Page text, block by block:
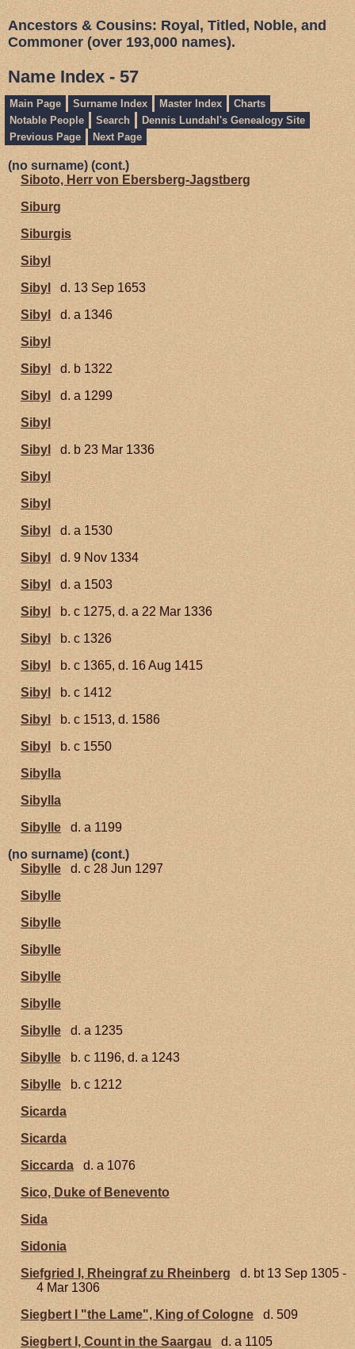
Ancestors & Cousins: Royal, Titled, Noble, and
Commoner (over 193,000 names).
Name Index - 57
Main Page Surname Index Master Index
Charts
Notable People
Search
Dennis Lundahl's Genealogy Site
Previous Page
Next Page
(no surname) (cont.)
Siboto, Herr von Ebersberg-Jagstberg
Siburg
Siburgis
Sibyl
Sibyl
d. 13 Sep 1653
Sibyl
d. a 1346
Sibyl
Sibyl
d. b 1322
Sibyl
d. a 1299
Sibyl
Sibyl
d. b 23 Mar 1336
Sibyl
Sibyl
Sibyl
d. a 1530
Sibyl
d. 9 Nov 1334
Sibyl
d. a 1503
Sibyl
b. c 1275, d. a 22 Mar 1336
Sibyl
b. c 1326
Sibyl
b. c 1365, d. 16 Aug 1415
Sibyl
b. c 1412
Sibyl
b. c 1513, d. 1586
Sibyl
b. c 1550
Sibylla
Sibylla
Sibylle
d. a 1199
(no surname) (cont.)
Sibylle
d. c 28 Jun 1297
Sibylle
Sibylle
Sibylle
Sibylle
Sibylle
Sibylle
d. a 1235
Sibylle
b. c 1196, d. a 1243
Sibylle
b. c 1212
Sicarda
Sicarda
Siccarda
d. a 1076
Sico, Duke of Benevento
Sida
Sidonia
Siefgried I, Rheingraf zu Rheinberg
d. bt 13 Sep 1305 -
4 Mar 1306
Siegbert I "the Lame", King of Cologne
d. 509
Siegbert I, Count in the Saargau
d. a 1105